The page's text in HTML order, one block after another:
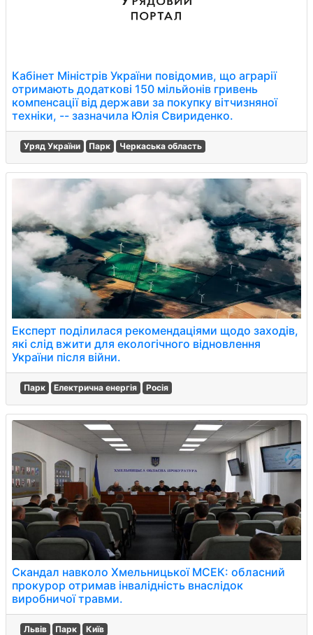
Кабінет Міністрів України повідомив, що аграрії
отримають додаткові 150 мільйонів гривень
компенсації від держави за покупку вітчизняної
техніки, -- зазначила Юлія Свириденко.
Уряд України Парк Черкаська область
Експерт поділилася рекомендаціями щодо заходів,
які слід вжити для екологічного відновлення
України після війни.
Парк Електрична енергія Росія
Скандал навколо Хмельницької МСЕК: обласний
прокурор отримав інвалідність внаслідок
виробничої травми.
Львів Парк Київ